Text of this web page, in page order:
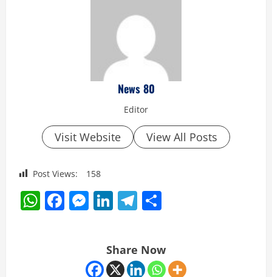
News 80
Editor
Visit Website View All Posts
Post Views: 158
WhatsApp
Facebook
Messenger
LinkedIn
Telegram
Share Now